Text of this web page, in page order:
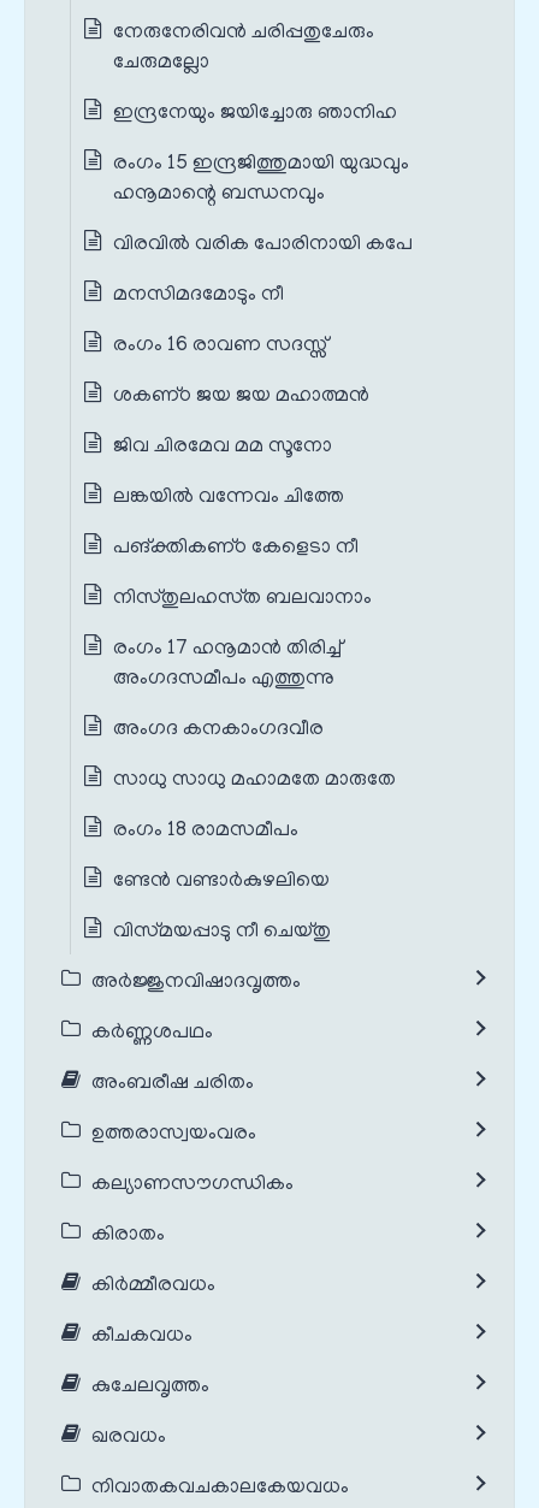
നേരുനേരിവന്‍ ചരിപ്പതുചേരും
ചേരുമല്ലോ
ഇന്ദ്രനേയും ജയിച്ചോരു ഞാനിഹ
രംഗം 15 ഇന്ദ്രജിത്തുമായി യുദ്ധവും
ഹനൂമാന്റെ ബന്ധനവും
വിരവില്‍ വരിക പോരിനായി കപേ
മനസിമദമോടും നീ
രംഗം 16 രാവണ സദസ്സ്
ശകണ്‌ഠ ജയ ജയ മഹാത്മന്‍
ജിവ ചിരമേവ മമ സൂനോ
ലങ്കയില്‍ വന്നേവം ചിത്തേ
പങ്‌ക്തികണ്‌ഠ കേളെടാ നീ
നിസ്‌തുലഹസ്‌ത ബലവാനാം
രംഗം 17 ഹനൂമാൻ തിരിച്ച്
അംഗദസമീപം എത്തുന്നു
അംഗദ കനകാംഗദവീര
സാധു സാധു മഹാമതേ മാരുതേ
രംഗം 18 രാമസമീപം
ണ്ടേന്‍ വണ്ടാര്‍കുഴലിയെ
വിസ്‌മയപ്പാടു നീ ചെയ്‌തു
അർജ്ജുനവിഷാദവൃത്തം
കർണ്ണശപഥം
അംബരീഷ ചരിതം
ഉത്തരാസ്വയംവരം
കല്യാണസൗഗന്ധികം
കിരാതം
കിർമ്മീരവധം
കീചകവധം
കുചേലവൃത്തം
ഖരവധം
നിവാതകവചകാലകേയവധം